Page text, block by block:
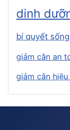
dinh
bí quyết
giảm cân an
giảm cân hiệu